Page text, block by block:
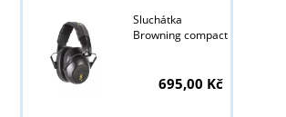
Sluchátka
Browning compact
695,00 Kč